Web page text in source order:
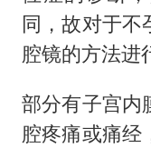
同，故对于不
腔镜的方法进
部分有子宫内
腔疼痛或痛经